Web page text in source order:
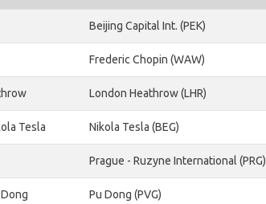
Beijing Capital Int. (PEK)
Frederic Chopin (WAW)
London Heathrow (LHR)
Tesla Nikola Tesla (BEG)
Prague - Ruzyne International (PRG)
Pu Dong (PVG)